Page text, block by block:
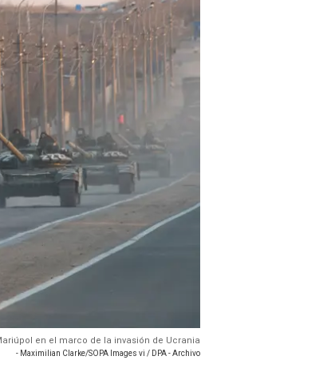
en el marco de la invasión de Ucrania
- Maximilian Clarke/SOPA Images vi / DPA - Archivo